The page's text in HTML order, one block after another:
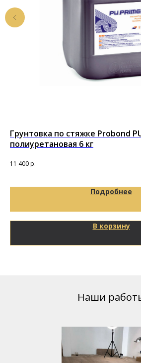
Грунтовка по стяжке Probond
полиуретановая 6 кг
11 400р.
Подробнее
В корзину
Наши